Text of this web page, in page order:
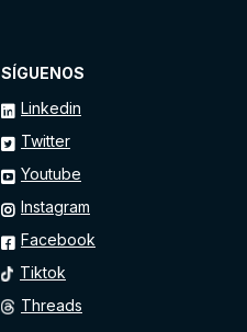
SÍGUENOS
Linkedin
Twitter
Youtube
Instagram
Facebook
Tiktok
Threads